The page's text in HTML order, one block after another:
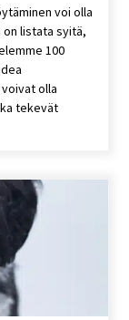
voi olla
on listata syitä,
100
olla
tekevät